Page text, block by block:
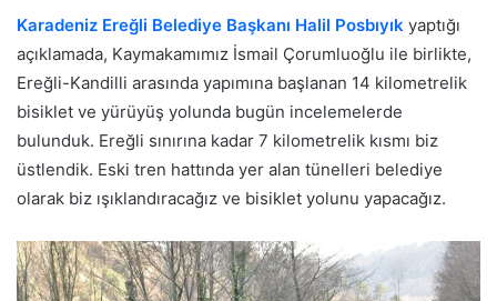
Karadeniz Ereğli Belediye Başkanı Halil Posbıyık yaptığı
açıklamada, Kaymakamımız İsmail Çorumluoğlu ile birlikte,
Ereğli-Kandilli arasında yapımına başlanan 14 kilometrelik
bisiklet ve yürüyüş yolunda bugün incelemelerde
bulunduk. Ereğli sınırına kadar 7 kilometrelik kısmı biz
üstlendik. Eski tren hattında yer alan tünelleri belediye
olarak biz ışıklandıracağız ve bisiklet yolunu yapacağız.